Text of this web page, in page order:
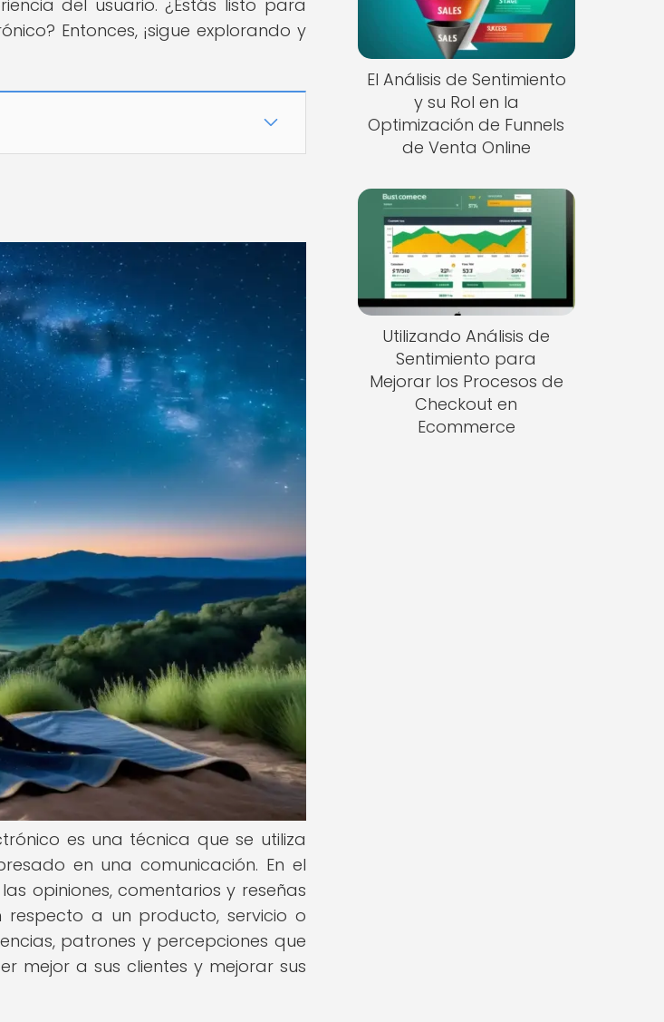
del usuario. ¿Estás listo para
Entonces, ¡sigue explorando y
es una técnica que se utiliza
en una comunicación. En el
opiniones, comentarios y reseñas
a un producto, servicio o
patrones y percepciones que
mejor a sus clientes y mejorar sus
El Análisis de Sentimiento
y su Rol en la
Optimización de Funnels
de Venta Online
Utilizando Análisis de
Sentimiento para
Mejorar los Procesos de
Checkout en
Ecommerce